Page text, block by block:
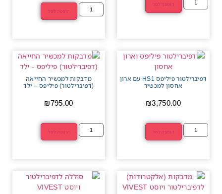
הוספה לסל
הוספה לסל
דפיברילטור פיליפס HS1 עם ארון
אחסון למכשיר
₪3,750.00
הוספה לסל
מדבקות למכשיר החייאה
(דפיברילטור) פיליפס – ילד
₪795.00
הוספה לסל